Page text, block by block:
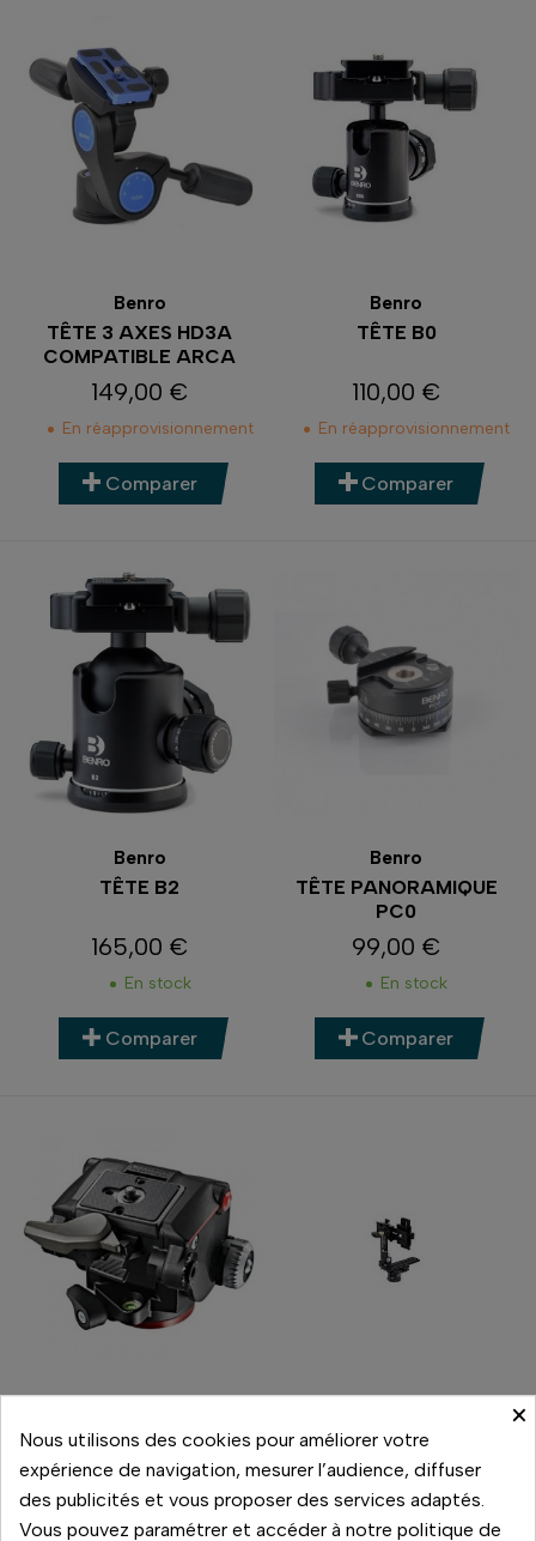
Benro
TÊTE 3 AXES HD3A
COMPATIBLE ARCA
Prix
149,00 €
En réapprovisionnement
Comparer
Benro
TÊTE B0
Prix
110,00 €
En réapprovisionnement
Comparer
Benro
TÊTE B2
Prix
165,00 €
En stock
Comparer
Benro
TÊTE PANORAMIQUE
PC0
Prix
99,00 €
En stock
Comparer
ROTULE 2D FLUIDE
MHXPRO2W
150,00 €
ROTULE 303 SPH PANO
QVTR SPHE
715,00 €
×
Nous utilisons des cookies pour améliorer votre
expérience de navigation, mesurer l’audience, diffuser
des publicités et vous proposer des services adaptés.
Vous pouvez paramétrer et accéder à notre politique de